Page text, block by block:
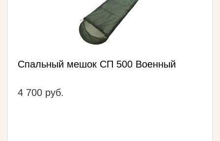
Спальный мешок СП 500 Военный
4 700 руб.